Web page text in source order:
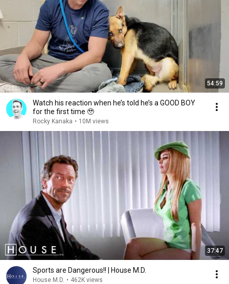
54:59
Watch his reaction when he’s told he’s a GOOD BOY
for the first time 🥹
Rocky Kanaka • 10M views
37:47
Sports are Dangerous!! | House M.D.
House M.D. • 462K views